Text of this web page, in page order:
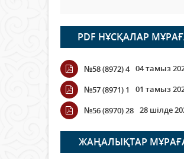
Open Air: Қызылорда
облысы полиция
департаменті 20 мыңнан
астам көрерменнің
қауіпсіздігін қамтамасыз
ҚАЛАЙ ӨТЕДІ?
06 тамыз 2026 ж. 244
PDF НҰСҚАЛАР
№58 (8972) 4 04 тамыз
№57 (8971) 1
01 тамыз
№56 (8970) 28 28 шілде
ЖАҢАЛЫҚТАР